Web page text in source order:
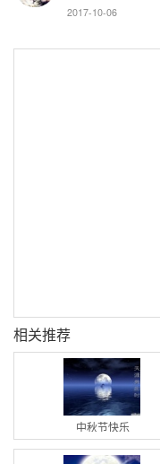
2017-10-06
相关推荐
中秋节快乐